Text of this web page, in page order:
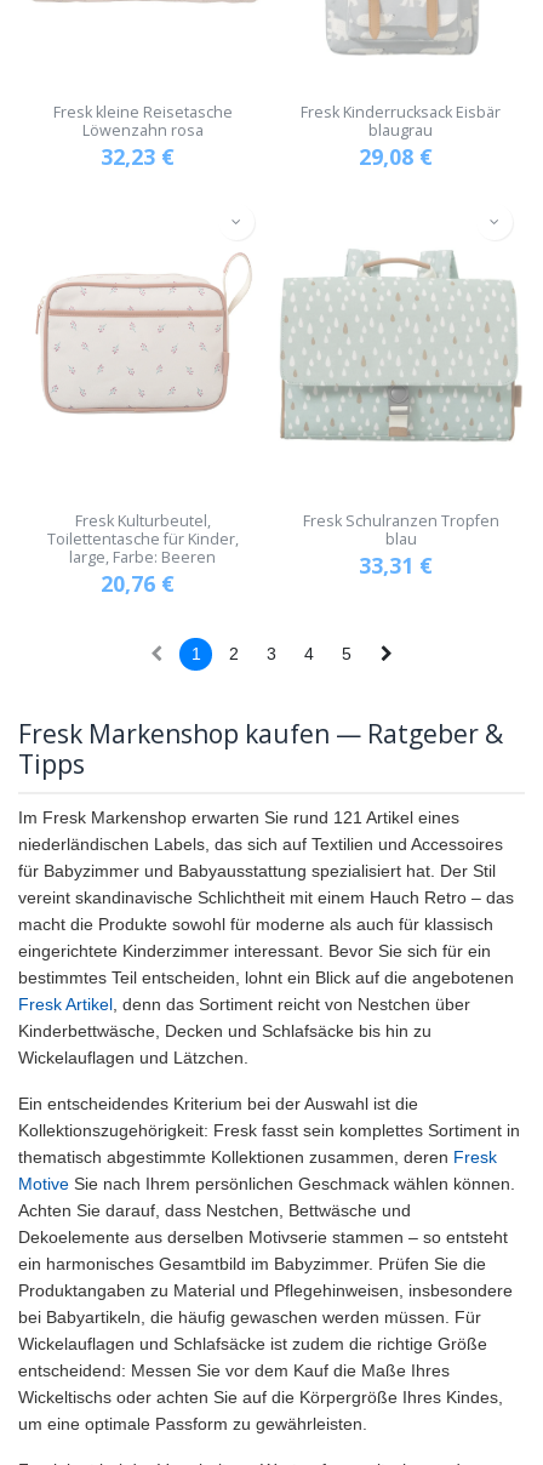
Fresk kleine Reisetasche
Löwenzahn rosa
32,23 €
Fresk Kinderrucksack Eisbär
blaugrau
29,08 €
Fresk Kulturbeutel,
Toilettentasche für Kinder,
large, Farbe: Beeren
20,76 €
Fresk Schulranzen Tropfen
blau
33,31 €
1 2 3 4 5
Fresk Markenshop kaufen — Ratgeber &
Tipps
Im Fresk Markenshop erwarten Sie rund 121 Artikel eines
niederländischen Labels, das sich auf Textilien und Accessoires
für Babyzimmer und Babyausstattung spezialisiert hat. Der Stil
vereint skandinavische Schlichtheit mit einem Hauch Retro – das
macht die Produkte sowohl für moderne als auch für klassisch
eingerichtete Kinderzimmer interessant. Bevor Sie sich für ein
bestimmtes Teil entscheiden, lohnt ein Blick auf die angebotenen
Fresk Artikel, denn das Sortiment reicht von Nestchen über
Kinderbettwäsche, Decken und Schlafsäcke bis hin zu
Wickelauflagen und Lätzchen.
Ein entscheidendes Kriterium bei der Auswahl ist die
Kollektionszugehörigkeit: Fresk fasst sein komplettes Sortiment in
thematisch abgestimmte Kollektionen zusammen, deren Fresk
Motive Sie nach Ihrem persönlichen Geschmack wählen können.
Achten Sie darauf, dass Nestchen, Bettwäsche und
Dekoelemente aus derselben Motivserie stammen – so entsteht
ein harmonisches Gesamtbild im Babyzimmer. Prüfen Sie die
Produktangaben zu Material und Pflegehinweisen, insbesondere
bei Babyartikeln, die häufig gewaschen werden müssen. Für
Wickelauflagen und Schlafsäcke ist zudem die richtige Größe
entscheidend: Messen Sie vor dem Kauf die Maße Ihres
Wickeltischs oder achten Sie auf die Körpergröße Ihres Kindes,
um eine optimale Passform zu gewährleisten.